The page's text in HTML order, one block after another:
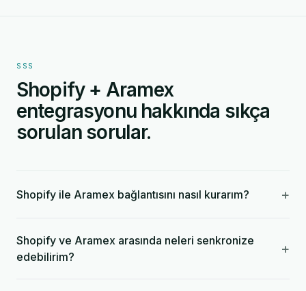
SSS
Shopify + Aramex
entegrasyonu hakkında sıkça
sorulan sorular.
Shopify ile Aramex bağlantısını nasıl kurarım? +
Shopify ve Aramex arasında neleri senkronize
edebilirim?
+